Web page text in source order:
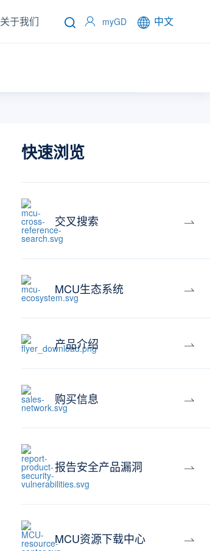
关于我们 myGD 中文
快速浏览
交叉搜索
MCU生态系统
产品介绍
购买信息
报告安全产品漏洞
MCU资源下载中心